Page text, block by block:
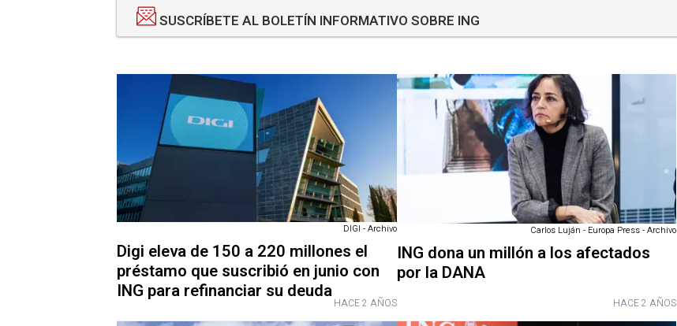
SUSCRÍBETE AL BOLETÍN INFORMATIVO SOBRE ING
DIGI - Archivo
Digi eleva de 150 a 220 millones el
préstamo que suscribió en junio con
ING para refinanciar su deudaHACE 2 AÑOS
Carlos Luján - Europa Press - Archivo
ING dona un millón a los afectados
por la DANA
HACE 2 AÑOS